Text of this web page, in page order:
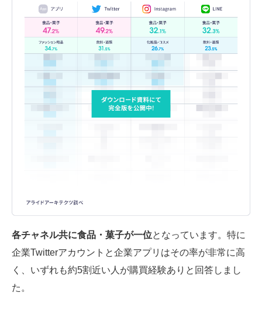
各チャネル共に食品・菓子が一位となっています。特に
企業Twitterアカウントと企業アプリはその率が非常に高
く、いずれも約5割近い人が購買経験ありと回答しまし
た。